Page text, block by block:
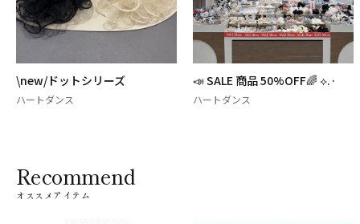
📣 SALE 商品 50%OFF🌈 ⟡.·
ハートダンス
\\new//マグネットブレスレッ
ト
Recommend
オススメアイテム